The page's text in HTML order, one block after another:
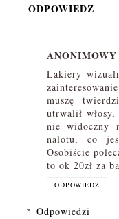
ODPOWIEDZ
ANONIMOWY
Lakiery
muszę
utrwalił
nie widoczny
nalotu, co
Osobiście
to ok 20zł za
ODPOWIEDZ
Odpowiedzi